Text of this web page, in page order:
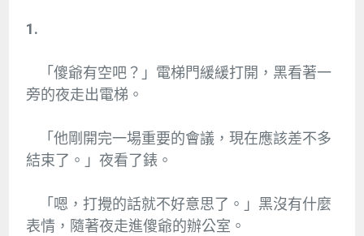
1.
「傻爺有空吧？」電梯門緩緩打開，黑看著一
旁的夜走出電梯。
「他剛開完一場重要的會議，現在應該差不多
結束了。」夜看了錶。
「嗯，打攪的話就不好意思了。」黑沒有什麼
表情，隨著夜走進傻爺的辦公室。